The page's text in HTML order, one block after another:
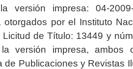
versión impresa: 04-2009-
otorgados por el Instituto
Licitud de Título: 13449 y
versión impresa, ambos
de Publicaciones y Revistas